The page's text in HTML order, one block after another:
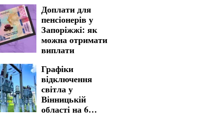
Доплати для
пенсіонерів у
Запоріжжі: як
можна отримати
виплати
Графіки
відключення
світла у
Вінницькій
області на 6